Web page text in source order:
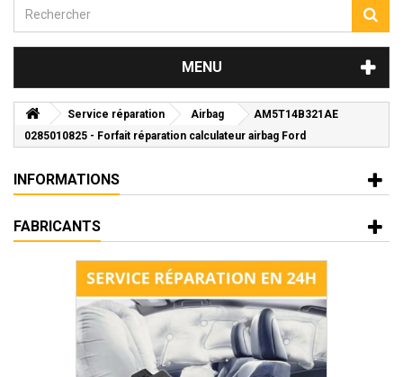
MENU
Service réparation Airbag
AM5T14B321AE
0285010825 - Forfait réparation calculateur airbag Ford
INFORMATIONS
FABRICANTS